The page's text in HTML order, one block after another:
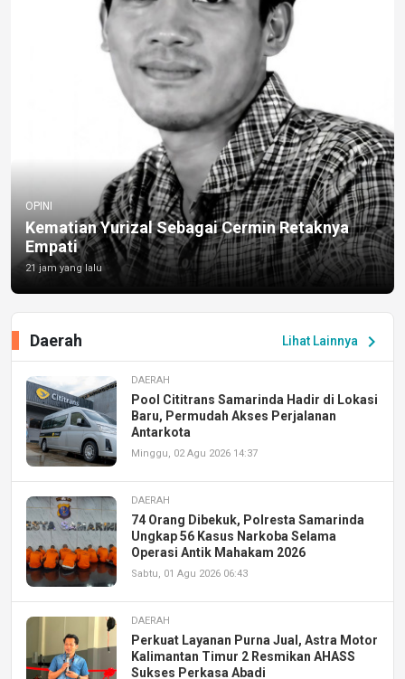
OPINI
Kematian Yurizal Sebagai Cermin Retaknya
Empati
21 jam yang lalu
Lihat Lainnya chevron_right
Daerah
DAERAH
Pool Cititrans Samarinda Hadir di Lokasi
Baru, Permudah Akses Perjalanan
Antarkota
Minggu, 02 Agu 2026 14:37
DAERAH
74 Orang Dibekuk, Polresta Samarinda
Ungkap 56 Kasus Narkoba Selama
Operasi Antik Mahakam 2026
Sabtu, 01 Agu 2026 06:43
DAERAH
Perkuat Layanan Purna Jual, Astra Motor
Kalimantan Timur 2 Resmikan AHASS
Sukses Perkasa Abadi